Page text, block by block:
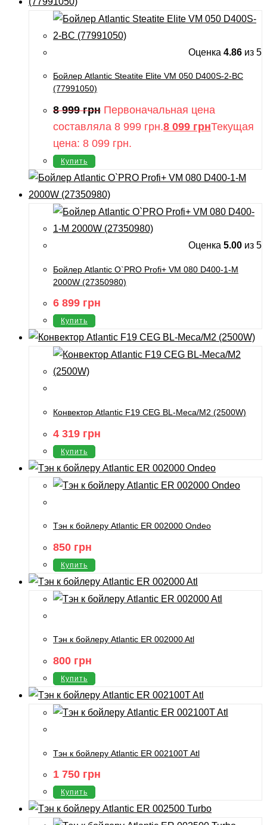
Оценка 4.86 из 5
Бойлер Atlantic Steatite Elite VM 050 D400S-2-BC
(77991050)
8 999грн Первоначальная цена
составляла 8 999 грн.8 099 грнТекущая
цена: 8 099 грн.
Купить
Оценка 5.00 из 5
Бойлер Atlantic O`PRO Profi+ VM 080 D400-1-М
2000W (27350980)
6 899 грн
Купить
Конвектор Atlantic F19 CEG BL-Meca/M2 (2500W)
4 319 грн
Купить
Тэн к бойлеру Atlantic ER 002000 Ondeo
850 грн
Купить
Тэн к бойлеру Atlantic ER 002000 Atl
800 грн
Купить
Тэн к бойлеру Atlantic ER 002100T Atl
1 750 грн
Купить